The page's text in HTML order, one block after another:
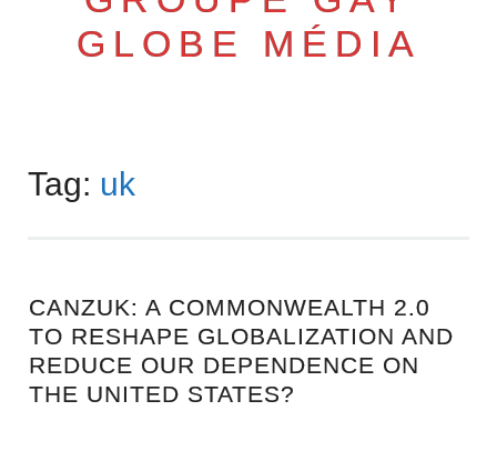
GLOBE MÉDIA
Main menu
content
Tag: uk
CANZUK: A COMMONWEALTH 2.0
TO RESHAPE GLOBALIZATION AND
REDUCE OUR DEPENDENCE ON
THE UNITED STATES?